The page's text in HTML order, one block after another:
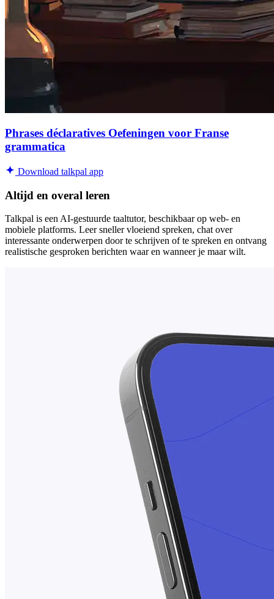
Phrases déclaratives Oefeningen voor Franse
grammatica
Download talkpal app
Altijd en overal leren
Talkpal is een AI-gestuurde taaltutor, beschikbaar op web- en
mobiele platforms. Leer sneller vloeiend spreken, chat over
interessante onderwerpen door te schrijven of te spreken en ontvang
realistische gesproken berichten waar en wanneer je maar wilt.